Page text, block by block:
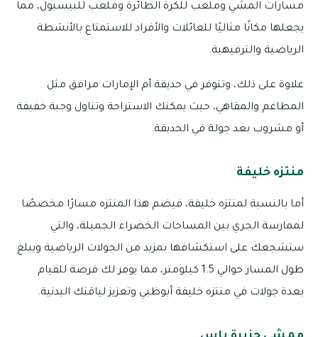
مسارات المشي وملعب للكرة الطائرة وملعب للبيسبول، مما
يجعلها مكانًا مثاليًا للعائلات والأفراد للاستمتاع بالأنشطة
الرياضية والترفيهية.
علاوة على ذلك، وتتوفر في حديقة أم الإمارات مرافق مثل
المطاعم والمقاهي، حيث يمكنك الاستراحة وتناول وجبة خفيفة
أو مشروب بعد جولة في الحديقة.
منتزه خليفة
أما بالنسبة لمنتزه خليفة، فيضم هذا المنتزه مسارًا مخصصًا
لممارسة الجري بين المساحات الخضراء الجميلة، والتي
ستشجعك على استكشافها بمزيد من الجولات الرياضية ويبلغ
طول المسار حوالي 1.5 كيلومتر، مما يوفر لك فرصة للقيام
بعدة جولات في منتزه خليفة أبوظبي وتعزيز لياقتك البدنية.